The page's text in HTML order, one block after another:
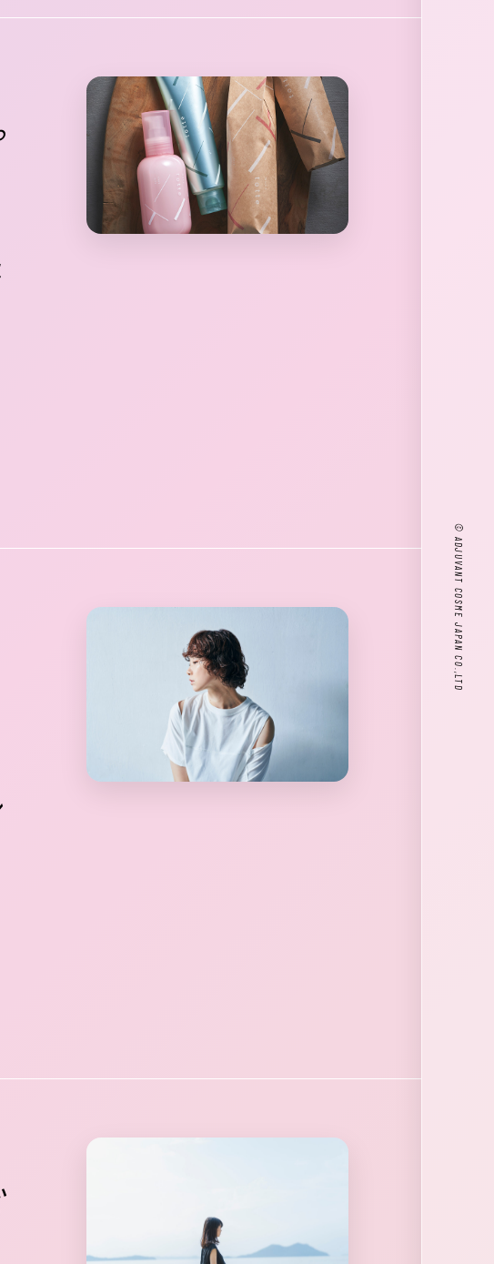
© ADJUVANT COSME JAPAN CO.,LTD